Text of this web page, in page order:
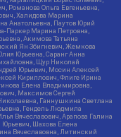
Романова Ольга Евгеньевна,
Халидова Марина
Анатольевна, Паутов Юрий
Паркер Марина Петровна,
Акимова Татьяна
Ян Збигневич, Жемкова
Юрьевна, Саранг Анна
Щур Николай
Юрьевич, Мосин Алексей
Кириллович, Флиге Ирина
Елена Владимировна,
Максимов Сергей
Ганнушкина Светлана
Гендель Людмила
Вячеславович, Арапова Галина
Шахова Елена
Вячеславовна, Литинский